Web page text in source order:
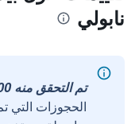
نابولي
تم التحقق منه 100%
الحجوزات التي